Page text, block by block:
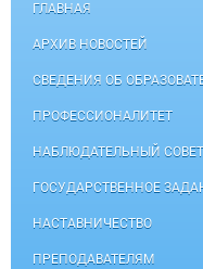
ГЛАВНАЯ
АРХИВ НОВОСТЕЙ
СВЕДЕНИЯ ОБ
ПРОФЕССИОНАЛИТЕТ
НАБЛЮДАТЕЛЬНЫЙ СОВЕТ
ГОСУДАРСТВЕННОЕ
НАСТАВНИЧЕСТВО
ПРЕПОДАВАТЕЛЯМ